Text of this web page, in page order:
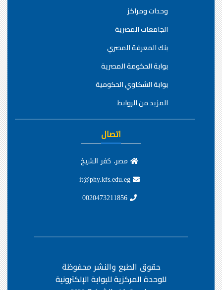
وحدات ومراكز
الجامعات المصرية
بنك المعرفة المصري
بوابة الحكومة المصرية
بوابة الشكاوي الحكومية
المزيد من الروابط
اتصال
مصر، كفر الشيخ
حقوق الطبع والنشر محفوظة
للوحدة المركزية للبوابة الإلكترونية